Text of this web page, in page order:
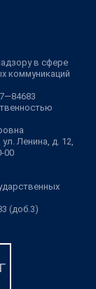
в сфере
коммуникаций
Ленина, д. 12,
00
(доб.3)